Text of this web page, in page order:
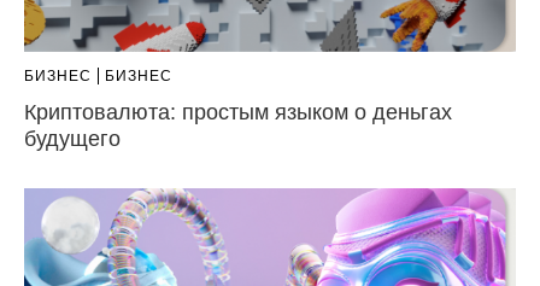
БИЗНЕС БИЗНЕС
Криптовалюта: простым языком о деньгах
будущего